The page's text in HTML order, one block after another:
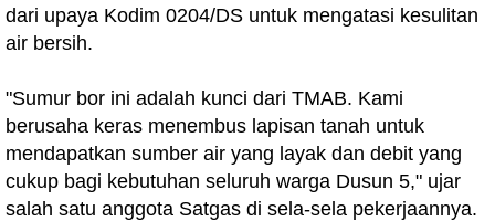
dari upaya Kodim 0204/DS untuk mengatasi kesulitan
air bersih.
"Sumur bor ini adalah kunci dari TMAB. Kami
berusaha keras menembus lapisan tanah untuk
mendapatkan sumber air yang layak dan debit yang
cukup bagi kebutuhan seluruh warga Dusun 5," ujar
salah satu anggota Satgas di sela-sela pekerjaannya.